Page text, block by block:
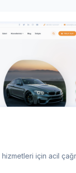
için acil